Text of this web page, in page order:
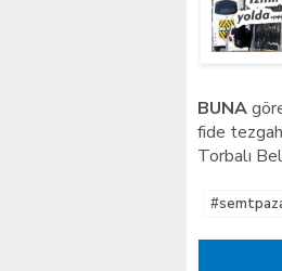
BUNA
fide
Torbalı